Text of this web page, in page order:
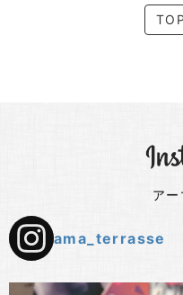
アー
ama_terrasse